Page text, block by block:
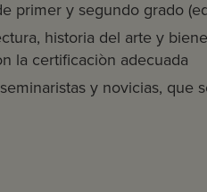
primer y segundo grado
historia del arte y
la certificaciòn adecuada
y novicias, que